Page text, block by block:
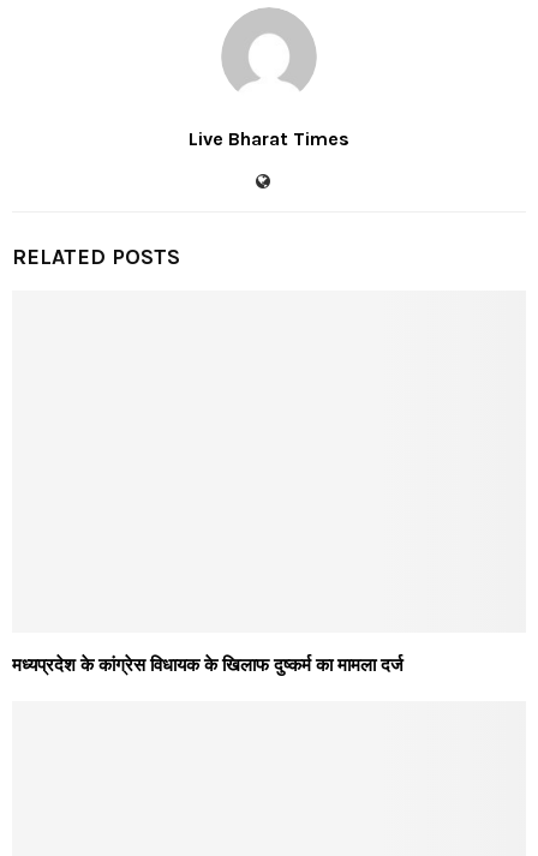
Live Bharat Times
RELATED POSTS
मध्यप्रदेश के कांग्रेस विधायक के खिलाफ दुष्कर्म का मामला दर्ज